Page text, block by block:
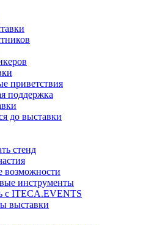
приветствия
поддержка
до выставки
стенд
возможности
инструменты
с ITECA.EVENTS
выставки